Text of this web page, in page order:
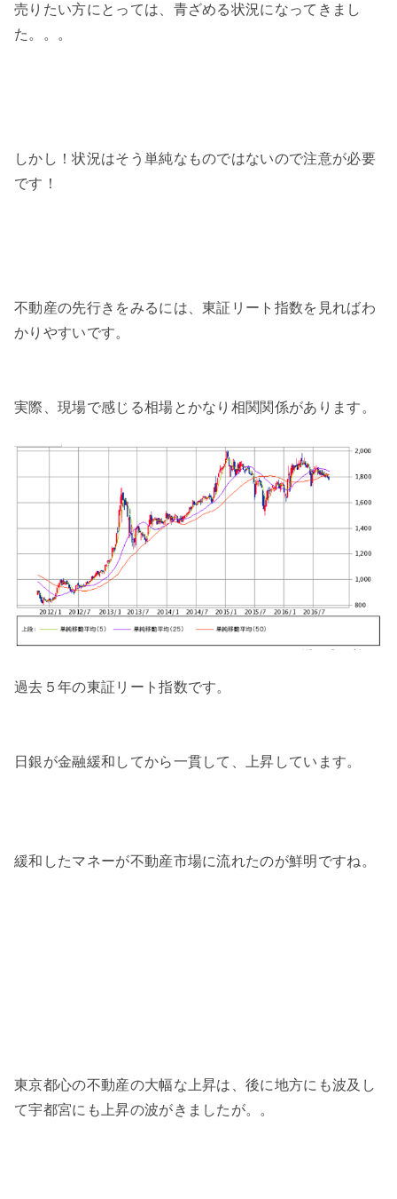
売りたい方にとっては、青ざめる状況になってきまし
た。。。
しかし！状況はそう単純なものではないので注意が必要
です！
不動産の先行きをみるには、東証リート指数を見ればわ
かりやすいです。
実際、現場で感じる相場とかなり相関関係があります。
過去５年の東証リート指数です。
日銀が金融緩和してから一貫して、上昇しています。
緩和したマネーが不動産市場に流れたのが鮮明ですね。
東京都心の不動産の大幅な上昇は、後に地方にも波及し
て宇都宮にも上昇の波がきましたが。。